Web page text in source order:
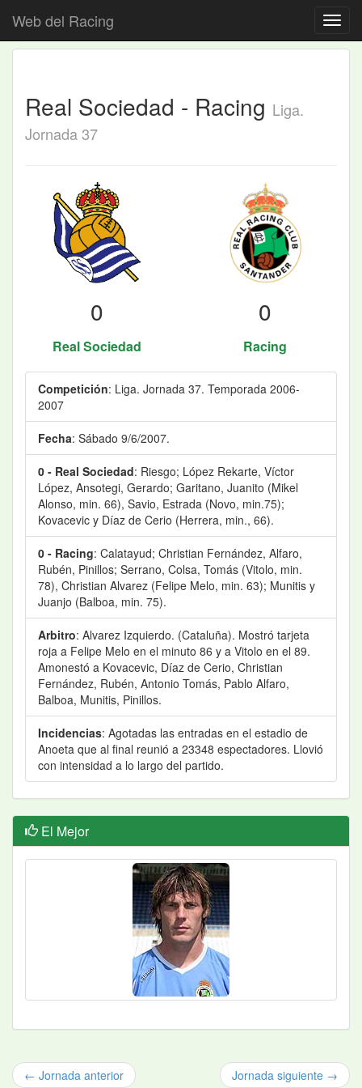
Web del Racing
Real Sociedad - Racing Liga.
Jornada 37
0 0
Real Sociedad Racing
Competición: Liga. Jornada 37. Temporada 2006-
2007
Fecha: Sábado 9/6/2007.
0 - Real Sociedad: Riesgo; López Rekarte, Víctor
López, Ansotegi, Gerardo; Garitano, Juanito (Mikel
Alonso, min. 66), Savio, Estrada (Novo, min.75);
Kovacevic y Díaz de Cerio (Herrera, min., 66).
0 - Racing: Calatayud; Christian Fernández, Alfaro,
Rubén, Pinillos; Serrano, Colsa, Tomás (Vitolo, min.
78), Christian Alvarez (Felipe Melo, min. 63); Munitis y
Juanjo (Balboa, min. 75).
Arbitro: Alvarez Izquierdo. (Cataluña). Mostró tarjeta
roja a Felipe Melo en el minuto 86 y a Vitolo en el 89.
Amonestó a Kovacevic, Díaz de Cerio, Christian
Fernández, Rubén, Antonio Tomás, Pablo Alfaro,
Balboa, Munitis, Pinillos.
Incidencias: Agotadas las entradas en el estadio de
Anoeta que al final reunió a 23348 espectadores. Llovió
con intensidad a lo largo del partido.
El Mejor
← Jornada anterior Jornada siguiente →